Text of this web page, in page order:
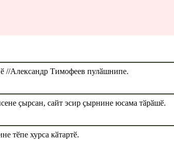
//Александр Тимофеев пулӑшнипе.
ҫырсан, сайт эсир ҫырнине юсама тӑрӑшӗ.
тӗпе хурса кӑтартӗ.